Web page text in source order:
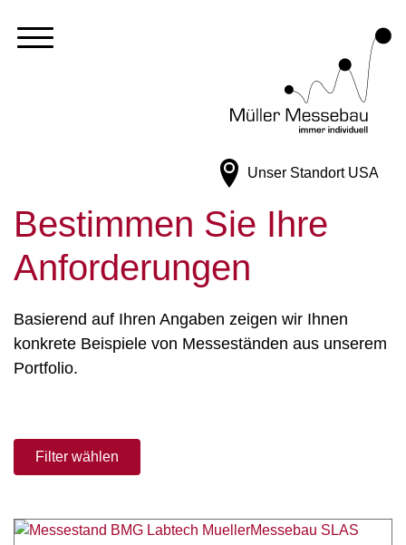
Unser Standort USA
Bestimmen Sie Ihre
Anforderungen
Basierend auf Ihren Angaben zeigen wir Ihnen
konkrete Beispiele von Messeständen aus unserem
Portfolio.
Filter wählen